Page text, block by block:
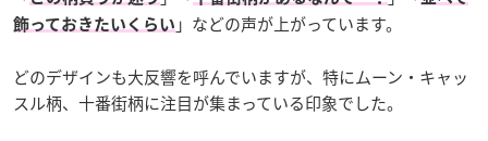
飾っておきたいくらい 」などの声が上がっています。
どのデザインも大反響を呼んでいますが、特にムーン・キャッ
スル柄、十番街柄に注目が集まっている印象でした。